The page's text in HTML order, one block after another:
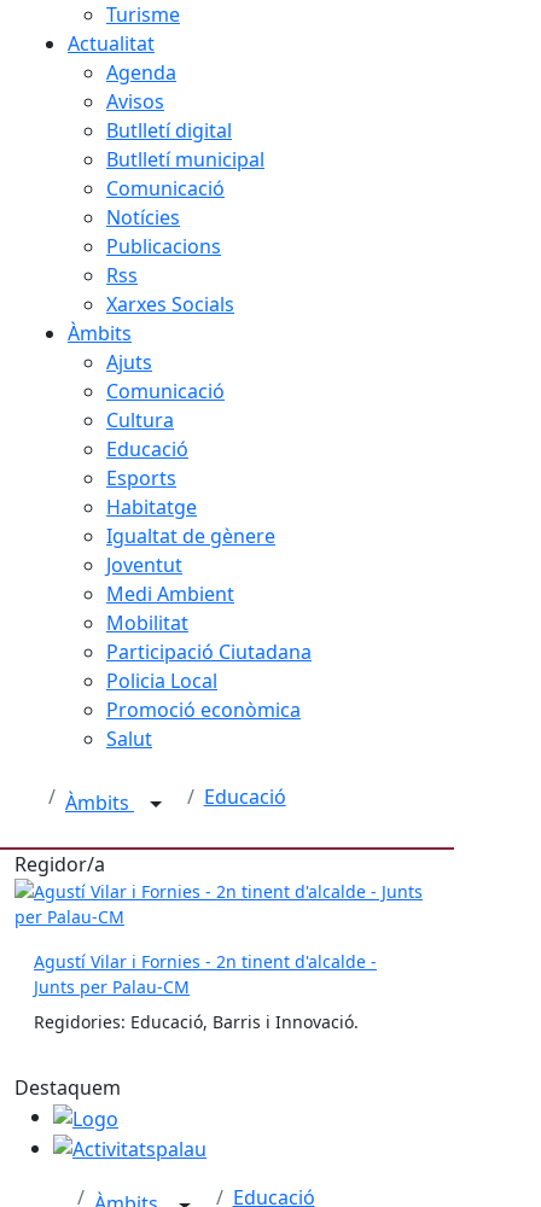
Turisme
Actualitat
Agenda
Avisos
Butlletí digital
Butlletí municipal
Comunicació
Notícies
Publicacions
Rss
Xarxes Socials
Àmbits
Ajuts
Comunicació
Cultura
Educació
Esports
Habitatge
Igualtat de gènere
Joventut
Medi Ambient
Mobilitat
Participació Ciutadana
Policia Local
Promoció econòmica
Salut
Àmbits Educació
Regidor/a
Agustí Vilar i Fornies - 2n tinent d'alcalde -
Junts per Palau-CM
Regidories: Educació, Barris i Innovació.
Destaquem
Logo
Activitatspalau
Educació